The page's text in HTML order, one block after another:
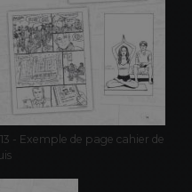
- Exemple de page cahier de